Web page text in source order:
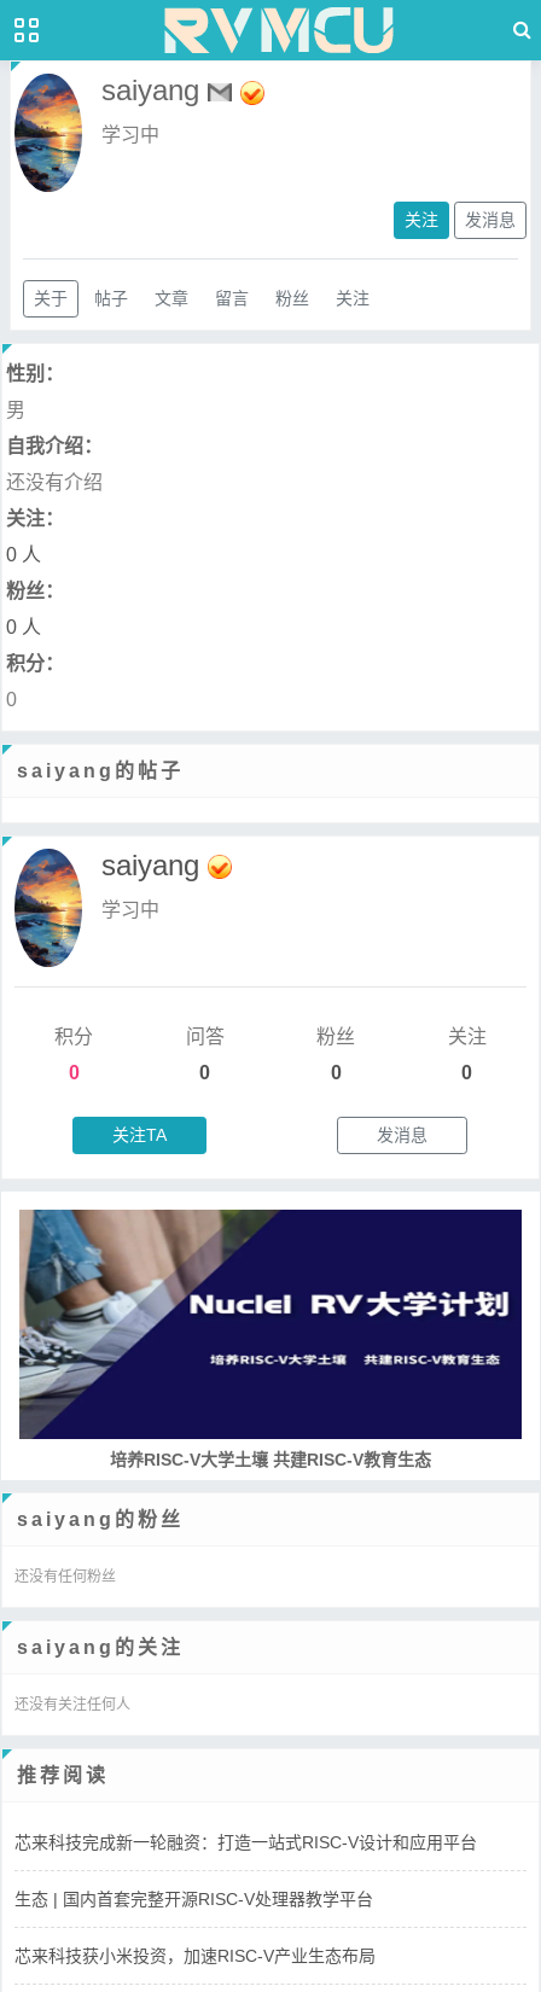
saiyang
学习中
关注 发消息
关于 帖子 文章 留言 粉丝 关注
性别：
男
自我介绍：
还没有介绍
关注：
0 人
粉丝：
0 人
积分：
0
saiyang的帖子
saiyang
学习中
积分
0
问答
0
粉丝
0
关注
0
关注TA 发消息
培养RISC-V大学土壤 共建RISC-V教育生态
saiyang的粉丝
还没有任何粉丝
saiyang的关注
还没有关注任何人
推荐阅读
芯来科技完成新一轮融资：打造一站式RISC-V设计和应用平台
生态 | 国内首套完整开源RISC-V处理器教学平台
芯来科技获小米投资，加速RISC-V产业生态布局